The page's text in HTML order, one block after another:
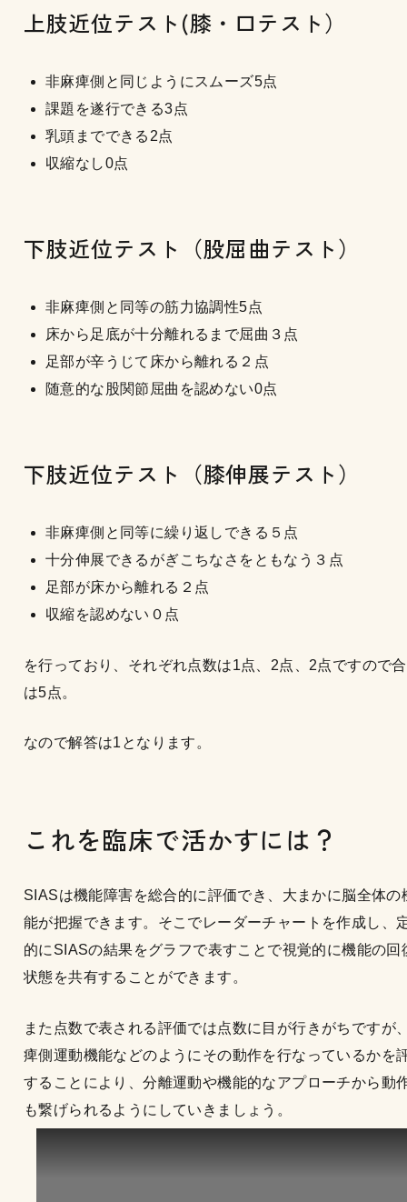
上肢近位テスト(膝・口テスト）
非麻痺側と同じようにスムーズ5点
課題を遂行できる3点
乳頭までできる2点
収縮なし0点
下肢近位テスト（股屈曲テスト）
非麻痺側と同等の筋力協調性5点
床から足底が十分離れるまで屈曲３点
足部が辛うじて床から離れる２点
随意的な股関節屈曲を認めない0点
下肢近位テスト（膝伸展テスト）
非麻痺側と同等に繰り返しできる５点
十分伸展できるがぎこちなさをともなう３点
足部が床から離れる２点
収縮を認めない０点
を行っており、それぞれ点数は1点、2点、2点ですので
は5点。
なので解答は1となります。
これを臨床で活かすには？
SIASは機能障害を総合的に評価でき、大まかに脳全体の
能が把握できます。そこでレーダーチャートを作成し、
的にSIASの結果をグラフで表すことで視覚的に機能の回
状態を共有することができます。
また点数で表される評価では点数に目が行きがちですが
痺側運動機能などのようにその動作を行なっているかを
することにより、分離運動や機能的なアプローチから動
も繋げられるようにしていきましょう。